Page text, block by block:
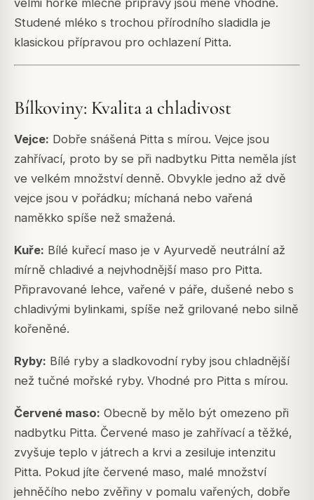
Studené mléko s trochou přírodního sladidla je
klasickou přípravou pro ochlazení Pitta.
Bílkoviny: Kvalita a chladivost
Vejce: Dobře snášená Pitta s mírou. Vejce jsou
zahřívací, proto by se při nadbytku Pitta neměla jíst
ve velkém množství denně. Obvykle jedno až dvě
vejce jsou v pořádku; míchaná nebo vařená
naměkko spíše než smažená.
Kuře: Bílé kuřecí maso je v Ayurvedě neutrální až
mírně chladivé a nejvhodnější maso pro Pitta.
Připravované lehce, vařené v páře, dušené nebo s
chladivými bylinkami, spíše než grilované nebo silně
kořeněné.
Ryby: Bílé ryby a sladkovodní ryby jsou chladnější
než tučné mořské ryby. Vhodné pro Pitta s mírou.
Červené maso: Obecně by mělo být omezeno při
nadbytku Pitta. Červené maso je zahřívací a těžké,
zvyšuje teplo v játrech a krvi a zesiluje intenzitu
Pitta. Pokud jíte červené maso, malé množství
jehněčího nebo zvěřiny v pomalu vařených, dobře